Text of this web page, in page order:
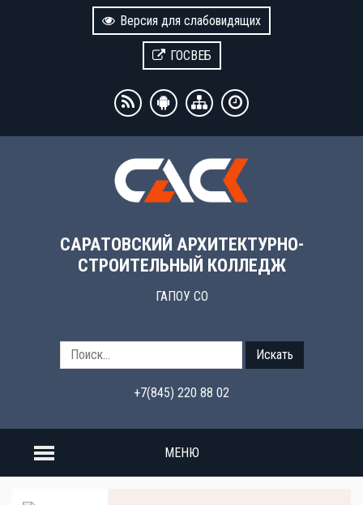
Версия для слабовидящих
ГОСВЕБ
САРАТОВСКИЙ АРХИТЕКТУРНО-
СТРОИТЕЛЬНЫЙ КОЛЛЕДЖ
ГАПОУ СО
Искать
+7(845) 220 88 02
МЕНЮ